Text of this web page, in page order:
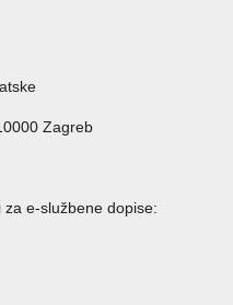
Zagreb
e-službene dopise: